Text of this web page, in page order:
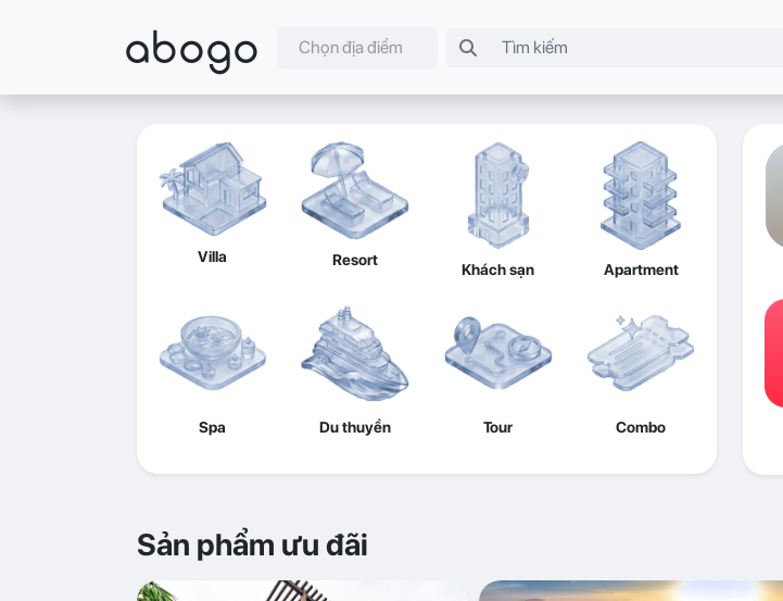
abogo Chọn địa điểm
Villa Resort
Khách sạn Apartment
Spa Du thuyền Tour Combo
Sản phẩm ưu đãi